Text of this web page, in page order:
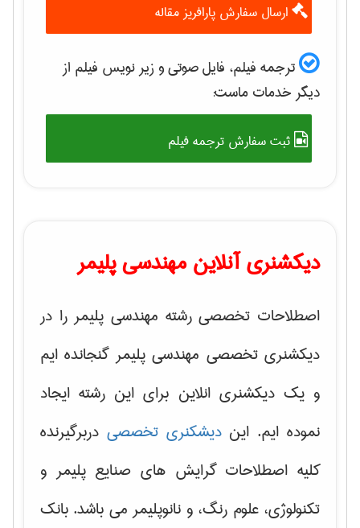
ارسال سفارش پارافریز مقاله
ترجمه فیلم، فایل صوتی و زیر نویس فیلم از
دیگر خدمات ماست:
ثبت سفارش ترجمه فیلم
دیکشنری آنلاین مهندسی پلیمر
اصطلاحات تخصصی رشته مهندسی پلیمر را در
دیکشنری تخصصی مهندسی پلیمر گنجانده ایم
و یک دیکشنری انلاین برای این رشته ایجاد
نموده ایم. ایندیشکنری تخصصی دربرگیرنده
کلیه اصطلاحات گرایش های صنایع پلیمر و
تکنولوژی، علوم رنگ، و نانوپلیمر می باشد. بانک